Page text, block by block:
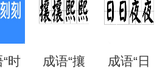
时 成语“攘 成语“日